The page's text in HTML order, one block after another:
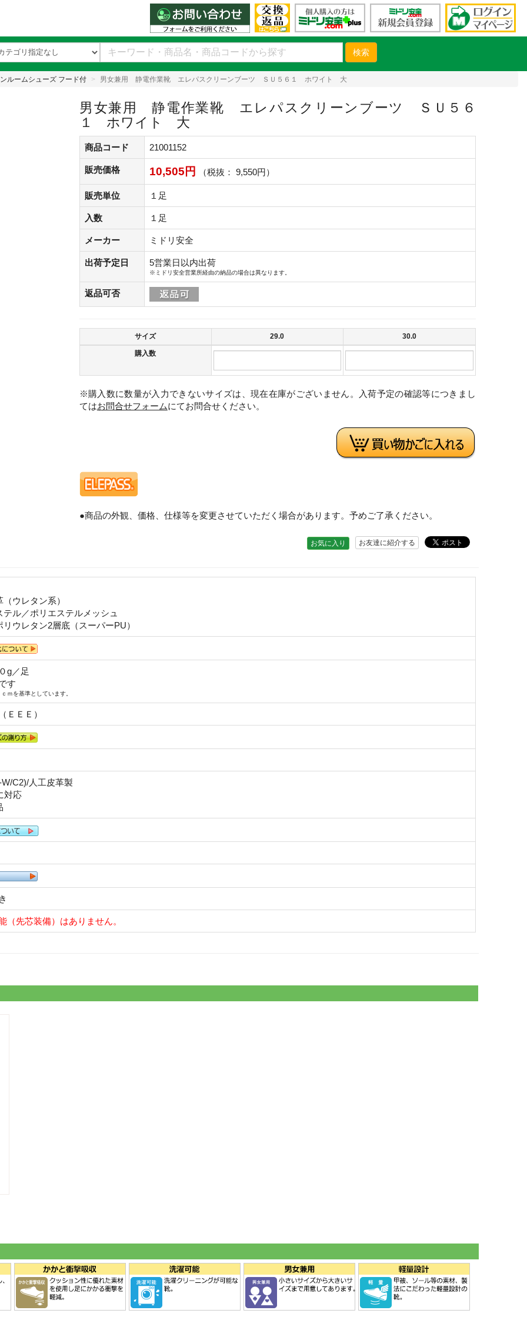
検索
ルームシューズ フード付 男女兼用 静電作業靴 エレパスクリーンブーツ ＳＵ５６１ ホワイト 大
男女兼用 静電作業靴 エレパスクリーンブーツ ＳＵ５６
１ ホワイト 大
商品コード 21001152
販売価格 10,505円 （税抜： 9,550円）
販売単位 １足
入数 １足
メーカー ミドリ安全
出荷予定日 5営業日以内出荷
※ミドリ安全営業所経由の納品の場合は異なります。
返品可否
サイズ 29.0 30.0
購入数
※購入数に数量が入力できないサイズは、現在在庫がございません。入荷予定の確認等につきまし
てはお問合せフォームにてお問合せください。
●商品の外観、価格、仕様等を変更させていただく場合があります。予めご了承ください。
お友達に紹介する
お気に入り
ウレタン系）
ル／ポリエステルメッシュ
ウレタン2層底（スーパーPU）
g／足
す
ｍを基準としています。
ＥＥＥ）
C2)/人工皮革製
対応
先芯装備）はありません。